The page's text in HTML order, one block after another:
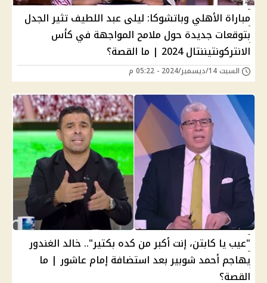
مباراة الأهلي وباتشوكا: ليلى عبد اللطيف تثير الجدل
بتوقعات جديدة حول ملامح المواجهة في كأس
الانتركونتيننتال 2024 | ما القصة؟
السبت 14/ديسمبر/2024 - 05:22 م
"عيب يا كابتن، إنت أكبر من كده بكتير".. خالد الغندور
يهاجم أحمد شوبير بعد استضافة إمام عاشور | ما
القصة؟